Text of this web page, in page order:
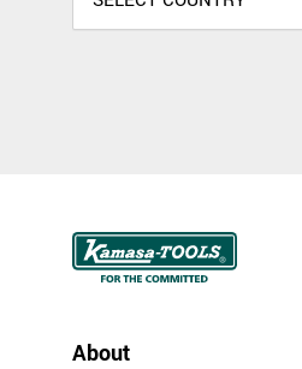
About